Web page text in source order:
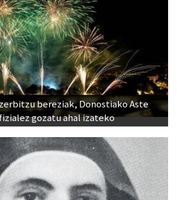
bereziak, Donostiako Aste
gozatu ahal izateko